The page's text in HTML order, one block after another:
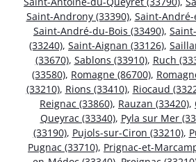
Saint-Androny (33390), Saint-
Saint-André-du-Bois (33490),
(33240), Saint-Aignan (33126),
(33670), Sablons (33910), Ruch
(33580), Romagne (86700),
(33210), Rions (33410), Riocaud
Reignac (33860), Rauzan (33420),
Queyrac (33340), Pyla sur Mer
(33190), Pujols-sur-Ciron (33210),
Pugnac (33710), Prignac-et-